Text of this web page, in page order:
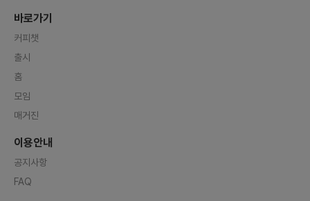
바로가기
커피챗
출시
홈
모임
매거진
이용안내
공지사항
FAQ